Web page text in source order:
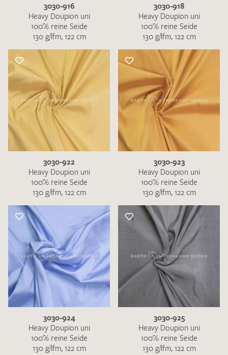
3030-916
Heavy Doupion uni
100% reine Seide
130 g/lfm, 122 cm
3030-918
Heavy Doupion uni
100% reine Seide
130 g/lfm, 122 cm
3030-922
Heavy Doupion uni
100% reine Seide
130 g/lfm, 122 cm
3030-923
Heavy Doupion uni
100% reine Seide
130 g/lfm, 122 cm
3030-924
Heavy Doupion uni
100% reine Seide
130 g/lfm, 122 cm
3030-925
Heavy Doupion uni
100% reine Seide
130 g/lfm, 122 cm